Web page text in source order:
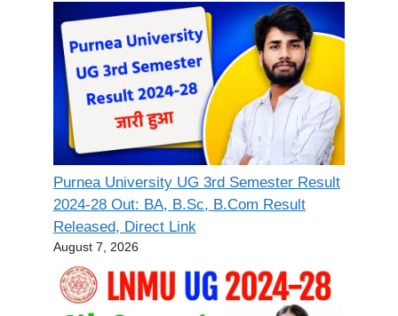
Purnea University UG 3rd Semester Result
2024-28 Out: BA, B.Sc, B.Com Result
Released, Direct Link
August 7, 2026